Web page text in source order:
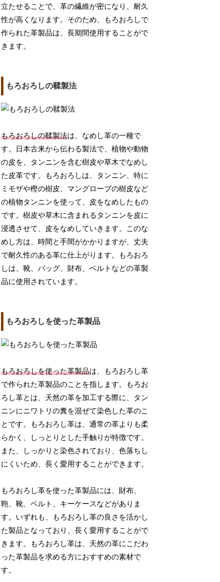
立たせることで、革の繊維が密になり、耐久
性が高くなります。そのため、もろおろしで
作られた革製品は、長期間使用することがで
きます。
もろおろしの鞣製法
もろおろしの鞣製法は、なめし革の一種で
す。日本古来から伝わる製法で、植物や動物
の皮を、タンニンを含む樹皮や草木でなめし
た皮革です。もろおろしは、タンニン、特に
ミモザや樫の樹皮、マングローブの樹皮など
の植物タンニンを使って、皮をなめしたもの
です。樹皮や草木に含まれるタンニンを皮に
浸透させて、皮をなめしていきます。このな
めし方は、時間と手間がかかりますが、丈夫
で耐久性のある革に仕上がります。もろおろ
しは、靴、バッグ、財布、ベルトなどの革製
品に使用されています。
もろおろしを使った革製品
もろおろしを使った革製品は、もろおろし革
で作られた革製品のことを指します。もろお
ろし革とは、天然の革を加工する際に、タン
ニンにニワトリの糞を混ぜて染色した革のこ
とです。もろおろし革は、通常の革よりも柔
らかく、しっとりとした手触りが特徴です。
また、しっかりと染色されており、色落ちし
にくいため、長く愛用することができます。
もろおろし革を使った革製品には、財布、
鞄、靴、ベルト、キーケースなどがありま
す。いずれも、もろおろし革の良さを活かし
た製品となっており、長く愛用することがで
きます。もろおろし革は、天然の革にこだわ
った革製品を求める方におすすめの素材で
す。